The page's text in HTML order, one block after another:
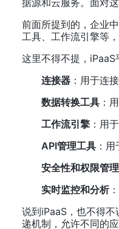
据源和云服务。面对
前面所提到的，企业
工具、工作流引擎等
这里不得不提，
连接器 ：用于连
数据转换工具 ：
工作流引擎 ：用
API管理工具 ：
安全性和权限管理
实时监控和分析
说到iPaaS，也不得
递机制，允许不同的